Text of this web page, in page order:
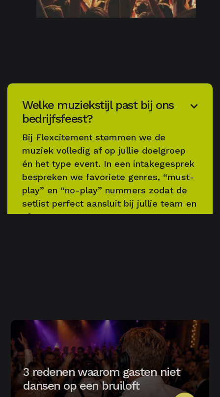
Welke muziekstijl past bij ons
bedrijfsfeest?

Bij Flexcitement stemmen we de
muziek volledig af op jullie doelgroep
én het type event. In een intakegesprek
bespreken we favoriete genres, “must-
play” en “no-play” nummers zodat de
setlist perfect aansluit bij jullie team en
sfeer.
voor live acts (zanger, saxofonist, viool)
of verrassende concepten (zoals Disco
Bingo of Silent Disco) om het feest
extra kracht te geven.
3 redenen waarom gasten niet
dansen op een bruiloft